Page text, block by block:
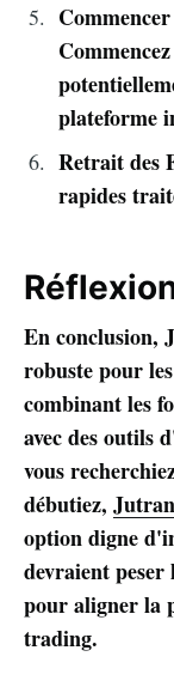
plateforme
Retrait des
rapides
En conclusion,
robuste pour
combinant les
avec des outils
vous
débutiez,
option digne
devraient peser
pour aligner la
trading.